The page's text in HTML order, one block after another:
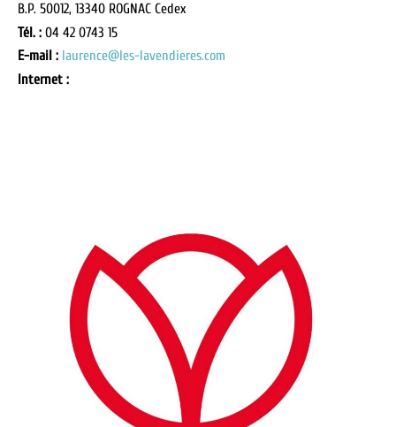
B.P. 50012, 13340 ROGNAC Cedex
Tél. : 04 42 0743 15
E-mail : laurence@les-lavendieres.com
Internet :